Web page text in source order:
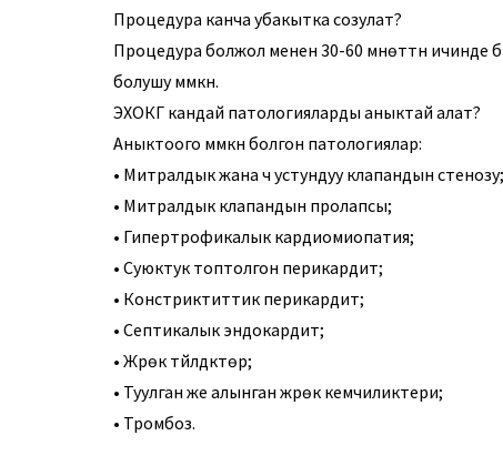
Процедура канча убакытка созулат?
Процедура болжол менен 30-60 мүнөттүн ичинде
болушу мүмкүн.
ЭХОКГ кандай патологияларды аныктай алат?
Аныктоого мүмкүн болгон патологиялар:
• Митралдык жана үч устундуу клапандын стенозу;
• Митралдык клапандын пролапсы;
• Гипертрофикалык кардиомиопатия;
• Суюктук топтолгон перикардит;
• Констриктиттик перикардит;
• Септикалык эндокардит;
• Жүрөк түйүлдүктөрү;
• Туулган же алынган жүрөк кемчиликтери;
• Тромбоз.